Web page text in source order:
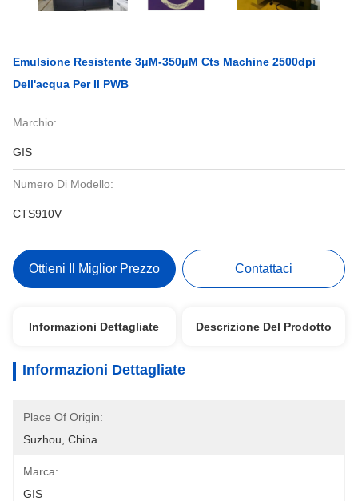
Emulsione Resistente 3μM-350μM Cts Machine 2500dpi
Dell'acqua Per Il PWB
Marchio:
GIS
Numero Di Modello:
CTS910V
Ottieni Il Miglior Prezzo Contattaci
Informazioni Dettagliate Descrizione Del Prodotto
Informazioni Dettagliate
Place Of Origin:
Suzhou, China
Marca:
GIS